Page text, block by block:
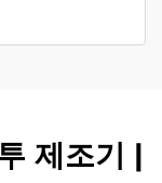
제조기 |